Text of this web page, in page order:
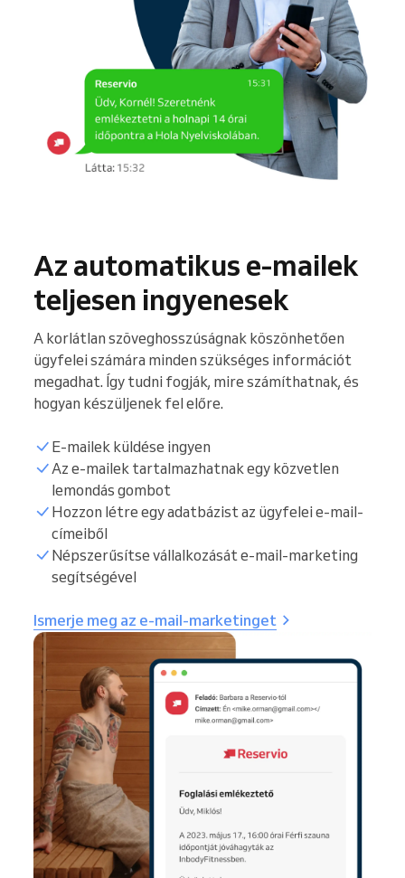
Az automatikus e-mailek
teljesen ingyenesek
A korlátlan szöveghosszúságnak köszönhetően
ügyfelei számára minden szükséges információt
megadhat. Így tudni fogják, mire számíthatnak, és
hogyan készüljenek fel előre.
E-mailek küldése ingyen
Az e-mailek tartalmazhatnak egy közvetlen
lemondás gombot
Hozzon létre egy adatbázist az ügyfelei e-mail-
címeiből
Népszerűsítse vállalkozását e-mail-marketing
segítségével
Ismerje meg az e-mail-marketinget